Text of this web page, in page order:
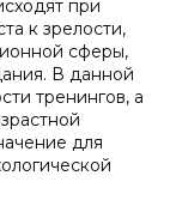
при
к зрелости,
сферы,
В данной
тренингов, а
для